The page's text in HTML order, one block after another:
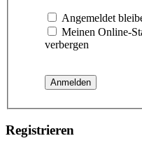
Angemeldet
Meinen Online-
verbergen
Registrieren